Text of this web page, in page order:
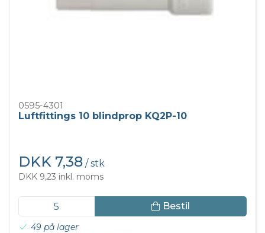
0595-4301
Luftfittings 10 blindprop KQ2P-10
DKK 7,38 / stk
DKK 9,23 inkl. moms
Bestil
49 på lager